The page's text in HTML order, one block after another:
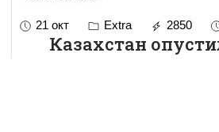
21 окт Extra 2850
Казахстан
места из 175 стран